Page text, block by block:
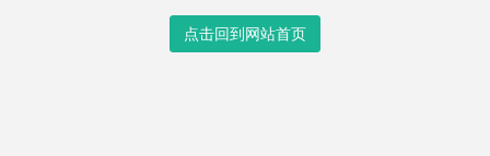
点击回到网站首页